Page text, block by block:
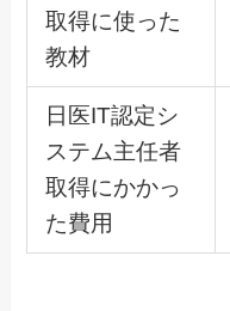
取得に使った
教材
日医IT認定シ
ステム主任者
取得にかかっ
た費用